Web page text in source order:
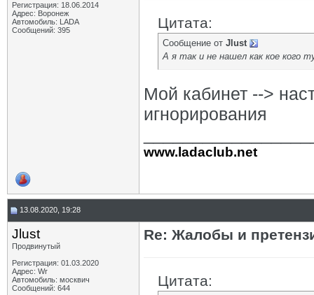
Регистрация: 18.06.2014
Адрес: Воронеж
Автомобиль: LADA
Сообщений: 395
Цитата:
Сообщение от Jlust
А я так и не нашел как кое кого
Мой кабинет -->
игнорирования
www.ladaclub.net
13.08.2020, 19:28
Jlust
Продвинутый
Регистрация: 01.03.2020
Адрес: Wr
Автомобиль: москвич
Сообщений: 644
Re: Жалобы и
Цитата: